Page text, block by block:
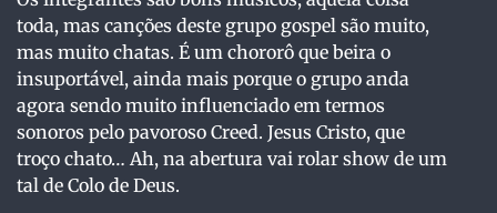
toda, mas canções deste grupo gospel são muito,
mas muito chatas. É um chororô que beira o
insuportável, ainda mais porque o grupo anda
agora sendo muito influenciado em termos
sonoros pelo pavoroso Creed. Jesus Cristo, que
troço chato… Ah, na abertura vai rolar show de um
tal de Colo de Deus.